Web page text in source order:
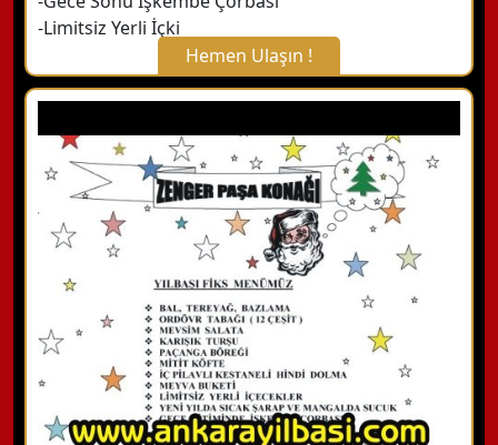
-Limitsiz Yerli İçki
Hemen Ulaşın !
X Kapat
WhatsApp ile Bilgi Alın
Hemen Arayın
Detaylı Bilgi Alın